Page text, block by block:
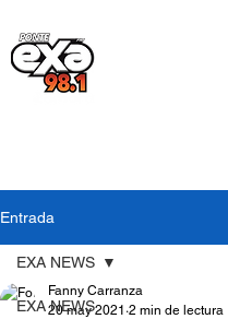
Entrada
EXA NEWS
EXA NEWS
Fanny Carranza
20 may 2021 2 min de lectura